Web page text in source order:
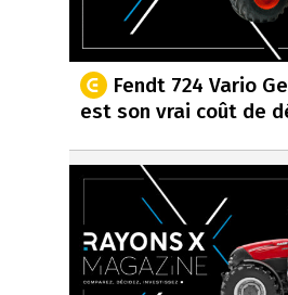
Fendt 724 Vario
est son vrai coût de